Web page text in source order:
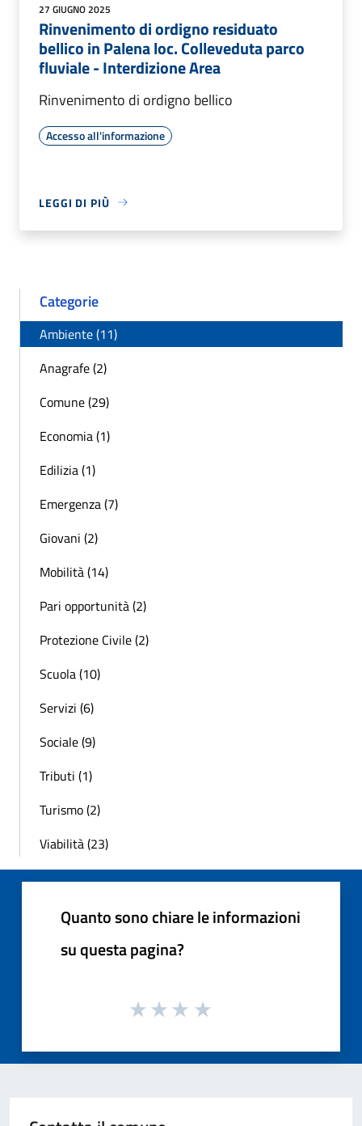
27 GIUGNO 2025
Rinvenimento di ordigno residuato
bellico in Palena loc. Colleveduta parco
fluviale - Interdizione Area
Rinvenimento di ordigno bellico
Accesso all'informazione
LEGGI DI PIÙ
Categorie
Ambiente (11)
Anagrafe (2)
Comune (29)
Economia (1)
Edilizia (1)
Emergenza (7)
Giovani (2)
Mobilità (14)
Pari opportunità (2)
Protezione Civile (2)
Scuola (10)
Servizi (6)
Sociale (9)
Tributi (1)
Turismo (2)
Viabilità (23)
Quanto sono chiare le informazioni
su questa pagina?